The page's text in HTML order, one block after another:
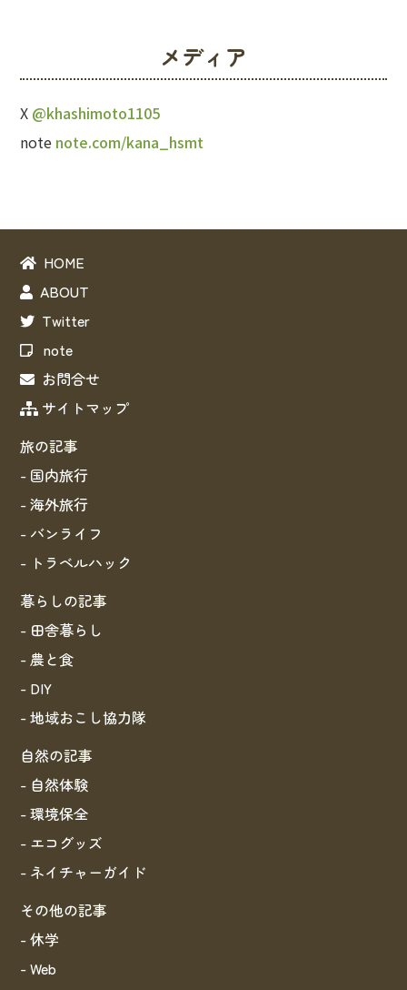
メディア
X @khashimoto1105
note note.com/kana_hsmt
HOME
ABOUT
Twitter
note
お問合せ
サイトマップ
旅の記事
- 国内旅行
- 海外旅行
- バンライフ
- トラベルハック
暮らしの記事
- 田舎暮らし
- 農と食
- DIY
- 地域おこし協力隊
自然の記事
- 自然体験
- 環境保全
- エコグッズ
- ネイチャーガイド
その他の記事
- 休学
- Web